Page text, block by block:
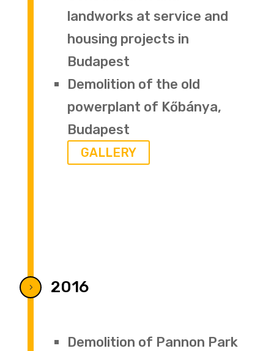
landworks at service and
housing projects in
Budapest
Demolition of the old
powerplant of Kőbánya,
Budapest
GALLERY
5 2016
Demolition of Pannon Park